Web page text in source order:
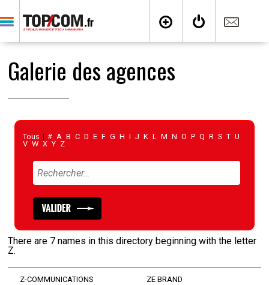
Galerie des agences
Tous | # A B C D E F G H I J K L M N O P Q R S T U
V W X Y Z
There are 7 names in this directory beginning with the letter
Z.
Z-COMMUNICATIONS
ZE BRAND